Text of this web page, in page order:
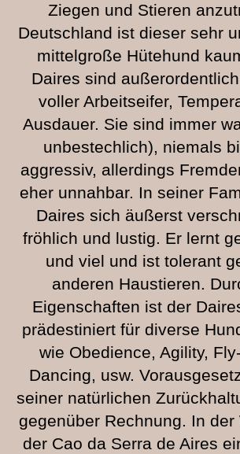
Ziegen und Stieren
Deutschland ist dieser sehr
mittelgroße Hütehund
Daires sind
voller Arbeitseifer,
Ausdauer. Sie sind immer
unbestechlich), niemals
aggressiv, allerdings
eher unnahbar. In seiner
Daires sich äußerst
fröhlich und lustig. Er lernt
und viel und ist tolerant
anderen Haustieren.
Eigenschaften ist der
prädestiniert für diverse
wie Obedience, Agility,
Dancing, usw.
seiner natürlichen
gegenüber Rechnung. In
der Cao da Serra de Aires